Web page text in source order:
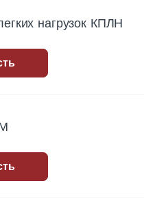
нагрузок КПЛН